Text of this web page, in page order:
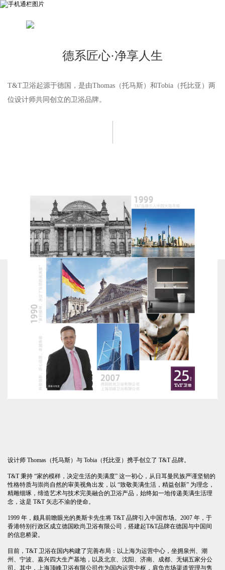
德系匠心·净享人生
T&T卫浴起源于德国，是由Thomas（托马斯）和Tobia（托比亚）两
位设计师共同创立的卫浴品牌。
设计师 Thomas（托马斯）与 Tobia（托比亚）携手创立了 T&T 品牌。
T&T 秉持 “家的模样，决定生活的美满度” 这一初心，从日耳曼民族严谨坚韧的
性格特质与崇尚自然的审美视角出发，以 “致敬美满生活，精益创新” 为理念，
精雕细琢，缔造艺术与技术完美融合的卫浴产品，始终如一地传递美满生活理
念，这是 T&T 矢志不渝的使命。
1999 年，颇具前瞻眼光的奥斯卡先生将 T&T 品牌引入中国市场。2007 年，于
香港特别行政区成立德国欧尚卫浴有限公司，搭建起T&T品牌在德国与中国间
的信息桥梁。
目前，T&T 卫浴在国内构建了完善布局：以上海为运营中心，坐拥泉州、潮
州、宁波、嘉兴四大生产基地，以及北京、沈阳、济南、成都、无锡五家分公
司。其中，上海顶峰卫浴有限公司作为国内运营中枢，肩负市场渠道管理与售